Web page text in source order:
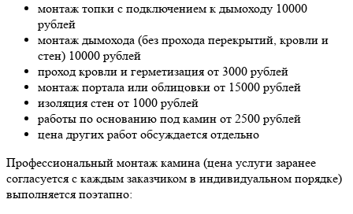
монтаж топки с подключением к дымоходу 10000
рублей
монтаж дымохода (без прохода перекрытий, кровли и
стен) 10000 рублей
проход кровли и герметизация от 3000 рублей
монтаж портала или облицовки от 15000 рублей
изоляция стен от 1000 рублей
работы по основанию под камин от 2500 рублей
цена других работ обсуждается отдельно
Профессиональный монтаж камина (цена услуги заранее
согласуется с каждым заказчиком в индивидуальном порядке)
выполняется поэтапно: